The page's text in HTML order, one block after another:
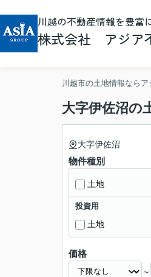
川越の不動産情報を豊富
株式会社 アジア
川越市の土地情報ならア
大字伊佐沼の
大字伊佐沼
物件種別
土地
投資用
土地
価格
～